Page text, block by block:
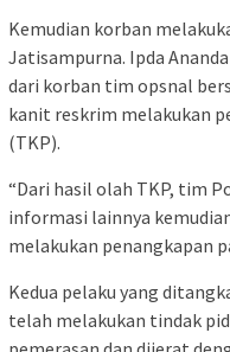
Kemudian korban
Jatisampurna. Ipda
dari korban tim opsnal
kanit reskrim melakukan
(TKP).
“Dari hasil olah TKP, tim
informasi lainnya
melakukan penangkapan
Kedua pelaku yang
telah melakukan tindak